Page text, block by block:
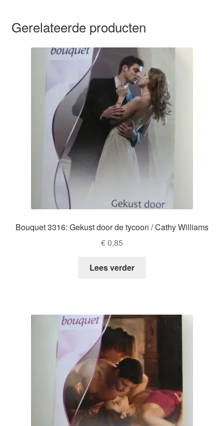
Gerelateerde producten
Bouquet 3316: Gekust door de tycoon / Cathy Williams
€0,85
Lees verder